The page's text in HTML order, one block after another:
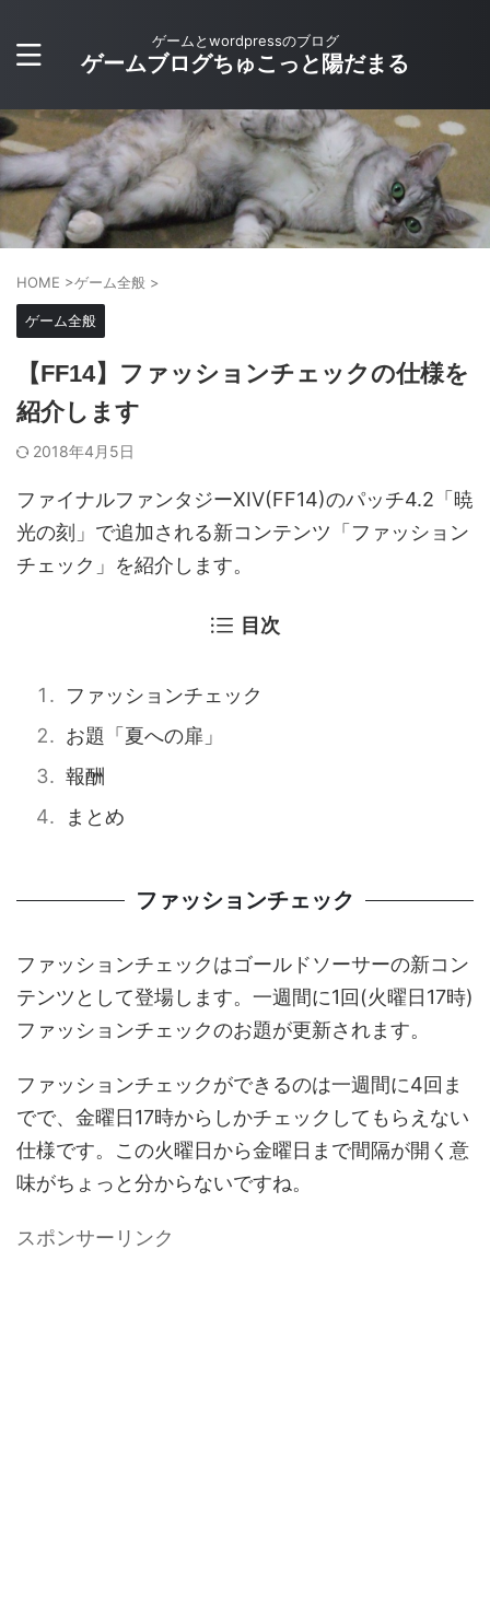
ゲームとwordpressのブログ
ゲームブログちゅこっと陽だまる
HOME >ゲーム全般 >
ゲーム全般
【FF14】ファッションチェックの仕様を
紹介します
2018年4月5日
ファイナルファンタジーXIV(FF14)のパッチ4.2「暁
光の刻」で追加される新コンテンツ「ファッション
チェック」を紹介します。
目次
ファッションチェック
お題「夏への扉」
報酬
まとめ
ファッションチェック
ファッションチェックはゴールドソーサーの新コン
テンツとして登場します。一週間に1回(火曜日17時)
ファッションチェックのお題が更新されます。
ファッションチェックができるのは一週間に4回ま
でで、金曜日17時からしかチェックしてもらえない
仕様です。この火曜日から金曜日まで間隔が開く意
味がちょっと分からないですね。
スポンサーリンク